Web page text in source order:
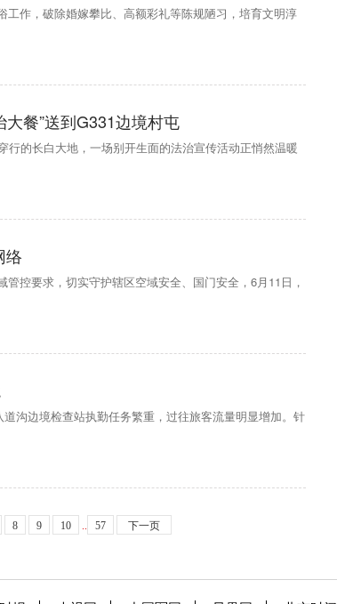
作，破除婚嫁攀比、高额彩礼等陈规陋习，培育文明淳
餐”送到G331边境村屯
行的长白大地，一场别开生面的法治宣传活动正悄然温暖
络
控要求，切实守护辖区空域安全、国门安全，6月11日，
沟边境检查站执勤任务繁重，过往旅客流量明显增加。针
8 9 10 .. 57 下一页